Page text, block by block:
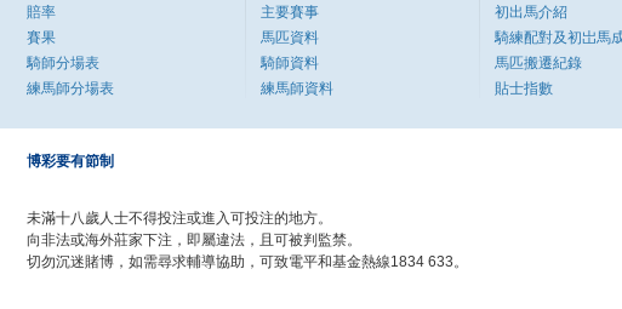
賠率
賽果
騎師分場表
練馬師分場表
主要賽事
馬匹資料
騎師資料
練馬師資料
初出馬介紹
騎練配對及初岀馬
馬匹搬遷紀錄
貼士指數
博彩要有節制
未滿十八歲人士不得投注或進入可投注的地方。
向非法或海外莊家下注，即屬違法，且可被判監禁。
切勿沉迷賭博，如需尋求輔導協助，可致電平和基金熱線1834 633。